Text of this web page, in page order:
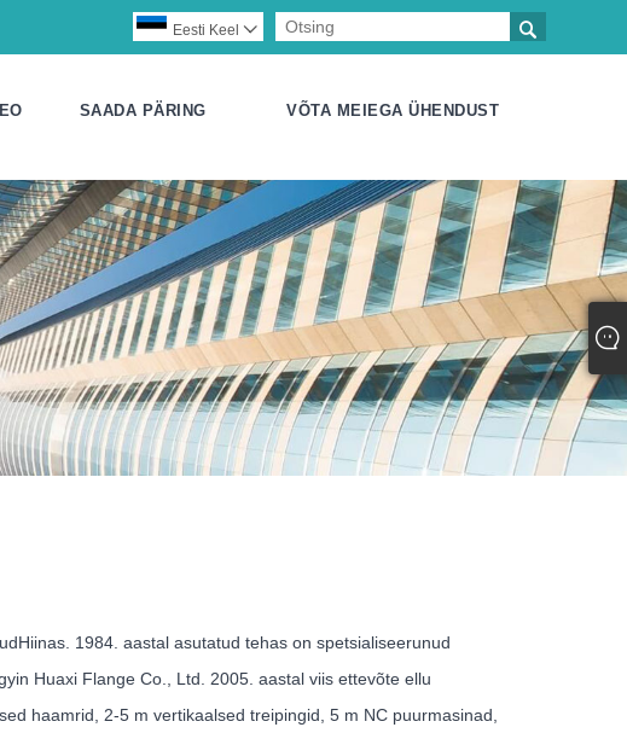

Eesti Keel 
SAADA PÄRING VÕTA MEIEGA ÜHENDUST
Hiinas. 1984. aastal asutatud tehas on spetsialiseerunud
Huaxi Flange Co., Ltd. 2005. aastal viis ettevõte ellu
haamrid, 2-5 m vertikaalsed treipingid, 5 m NC puurmasinad,